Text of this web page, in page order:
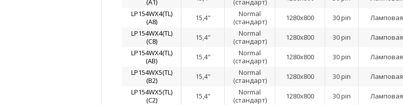
(A1)
(стандарт)
LP154WX4(TL)
(A8)
15,4"
Normal
(стандарт)
1280x800 30 pin Ламповая
LP154WX4(TL)
(C8)
15,4"
Normal
(стандарт)
1280x800 30 pin Ламповая
LP154WX4(TL)
(AB)
15,4"
Normal
(стандарт)
1280x800 30 pin Ламповая
LP154WX5(TL)
(B2)
15,4"
Normal
(стандарт)
1280x800 30 pin Ламповая
LP154WX5(TL)
(C2)
15,4"
Normal
(стандарт)
1280x800 30 pin Ламповая